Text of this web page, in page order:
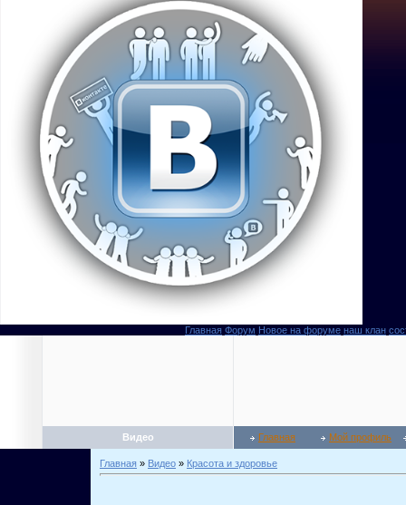
Главная Форум Новое на форуме наш клан
Видео Главная Мой профиль
Главная » Видео » Красота и здоровье